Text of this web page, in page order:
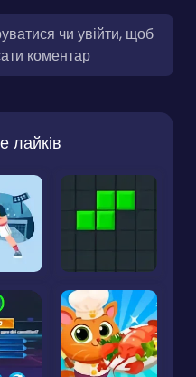
чи увійти, щоб
коментар
лайків